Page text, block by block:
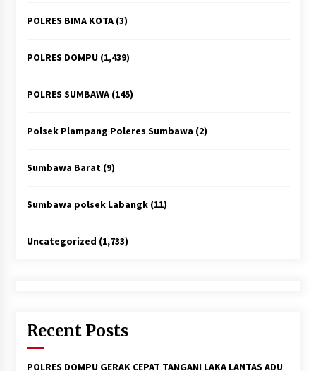
POLRES BIMA KOTA(3)
POLRES DOMPU(1,439)
POLRES SUMBAWA(145)
Polsek Plampang Poleres Sumbawa (2)
Sumbawa Barat(9)
Sumbawa polsek Labangk(11)
Uncategorized (1,733)
Recent Posts
POLRES DOMPU GERAK CEPAT TANGANI LAKA LANTAS ADU